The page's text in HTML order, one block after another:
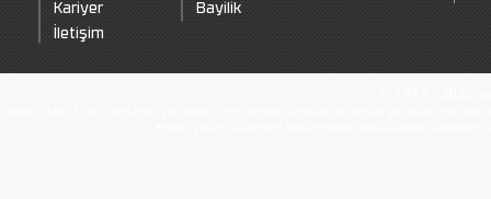
Kariyer
İletişim
Bayilik